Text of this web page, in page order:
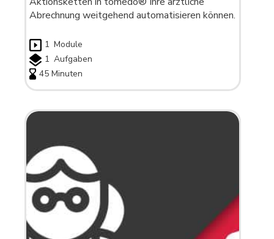
Abrechnung weitgehend automatisieren können.
1 Module
1 Aufgaben
45 Minuten